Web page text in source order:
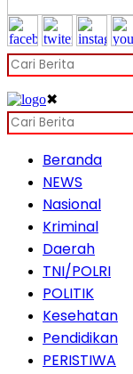
✖
Beranda
NEWS
Nasional
Kriminal
Daerah
TNI/POLRI
POLITIK
Kesehatan
Pendidikan
PERISTIWA